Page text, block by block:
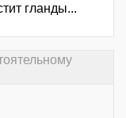
гланды...